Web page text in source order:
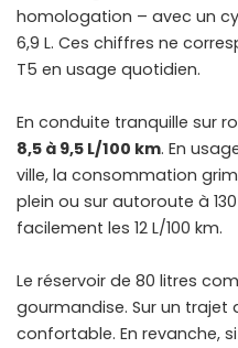
homologation – avec un
6,9 L. Ces chiffres ne
T5 en usage quotidien.
En conduite tranquille sur
8,5 à 9,5 L/100 km. En
ville, la consommation
plein ou sur autoroute à
facilement les 12 L/100 km.
Le réservoir de 80 litres
gourmandise. Sur un trajet
confortable. En revanche,